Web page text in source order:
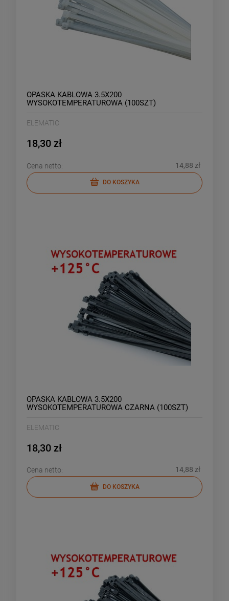
OPASKA KABLOWA 3.5X200
WYSOKOTEMPERATUROWA (100SZT)
ELEMATIC
18,30 zł
Cena netto: 14,88 zł
DO KOSZYKA
OPASKA KABLOWA 3.5X200
WYSOKOTEMPERATUROWA CZARNA (100SZT)
ELEMATIC
18,30 zł
Cena netto: 14,88 zł
DO KOSZYKA